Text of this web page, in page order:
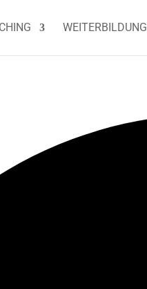
WEITERBILDUNG